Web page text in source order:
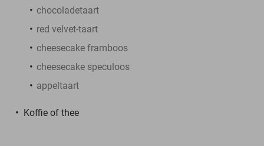
chocoladetaart
red velvet-taart
cheesecake framboos
cheesecake speculoos
appeltaart
Koffie of thee